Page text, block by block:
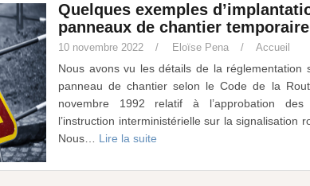
Quelques exemples
panneaux de chantier temporaire
10 novembre 2022 Eloïse Pena Accueil
Nous avons vu les détails de la réglementation
panneau de chantier selon le Code de la
novembre 1992 relatif à l’approbation des
l’instruction interministérielle sur la signalisation
Nous… Lire la suite